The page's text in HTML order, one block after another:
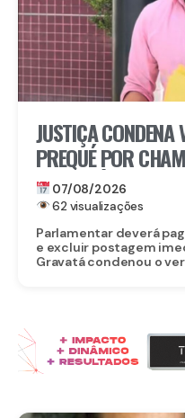
JUSTIÇA CONDENA
PREQUÉ POR
GRAVATÁ DE
IMUNIDADE
CALÚNIA
07/08/2026
62 visualizações
Parlamentar deverá
e excluir postagem
Gravatá condenou o